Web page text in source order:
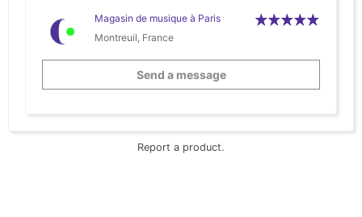
Magasin de musique à Paris
Montreuil, France
Send a message
Report a product.